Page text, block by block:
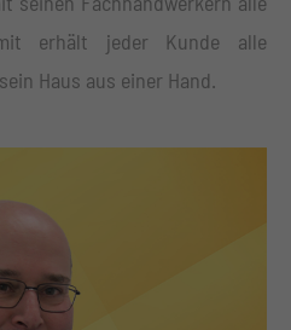
consectetuer adipiscing
dolor. Aenean massa.
erhält jeder Kunde alle
Haus aus einer Hand.